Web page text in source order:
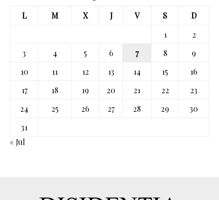
L
M X J V S
D
1
2
3
4 5 6 7 8
9
10
11 12 13 14 15
16
17
18 19 20 21 22
23
24
25 26 27 28 29
30
31
« Jul